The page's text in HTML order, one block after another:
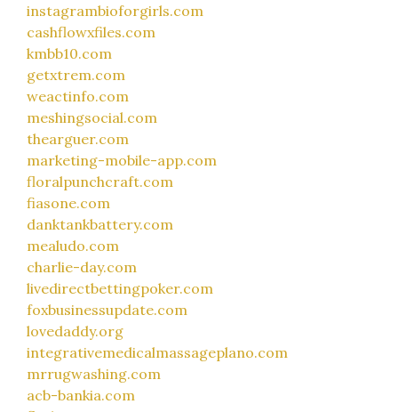
instagrambioforgirls.com
cashflowxfiles.com
kmbb10.com
getxtrem.com
weactinfo.com
meshingsocial.com
thearguer.com
marketing-mobile-app.com
floralpunchcraft.com
fiasone.com
danktankbattery.com
mealudo.com
charlie-day.com
livedirectbettingpoker.com
foxbusinessupdate.com
lovedaddy.org
integrativemedicalmassageplano.com
mrrugwashing.com
acb-bankia.com